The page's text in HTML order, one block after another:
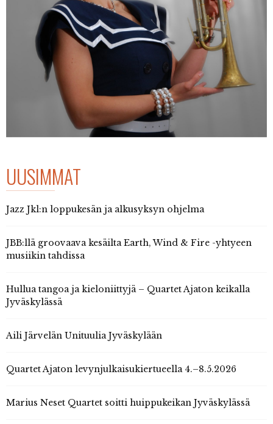
UUSIMMAT
Jazz Jkl:n loppukesän ja alkusyksyn ohjelma
JBB:llä groovaava kesäilta Earth, Wind & Fire -yhtyeen
musiikin tahdissa
Hullua tangoa ja kieloniittyjä – Quartet Ajaton keikalla
Jyväskylässä
Aili Järvelän Unituulia Jyväskylään
Quartet Ajaton levynjulkaisukiertueella 4.–8.5.2026
Marius Neset Quartet soitti huippukeikan Jyväskylässä